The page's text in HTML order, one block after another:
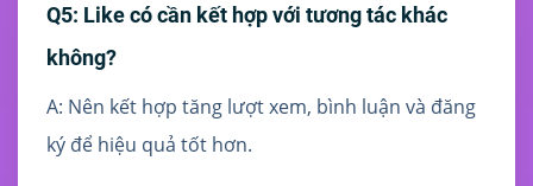
Q5: Like có cần kết hợp với tương tác khác
không?
A: Nên kết hợp tăng lượt xem, bình luận và đăng
ký để hiệu quả tốt hơn.